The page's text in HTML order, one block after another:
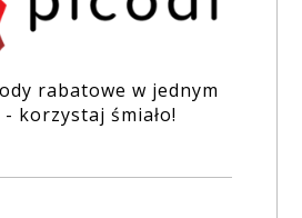
rabatowe w jednym
korzystaj śmiało!